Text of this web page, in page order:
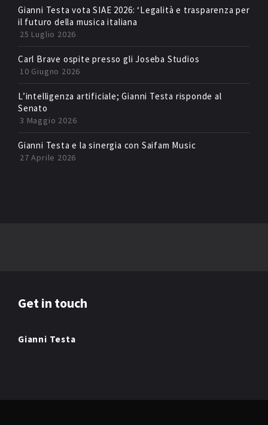
Gianni Testa vota SIAE 2026: ‘Legalità e trasparenza per
il futuro della musica italiana
25 Luglio 2026
Carl Brave ospite presso gli Joseba Studios
10 Giugno 2026
L’intelligenza artificiale; Gianni Testa risponde al
Senato
3 Maggio 2026
Gianni Testa e la sinergia con Saifam Music
27 Aprile 2026
Get in touch
Gianni Testa